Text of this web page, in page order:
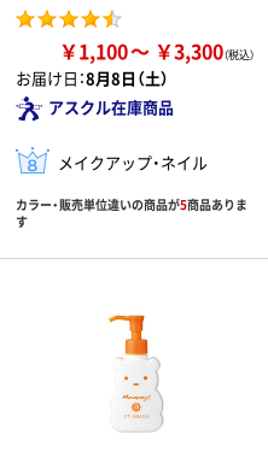
￥1,100 ￥3,300
お届け日：8月8日（土）
アスクル在庫商品
メイクアップ・ネイル
カラー・販売単位違いの商品が5商品ありま
す